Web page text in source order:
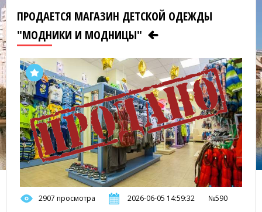
ПРОДАЕТСЯ МАГАЗИН ДЕТСКОЙ ОДЕЖДЫ
"МОДНИКИ И МОДНИЦЫ"
2907 просмотра 2026-06-05 14:59:32 №590